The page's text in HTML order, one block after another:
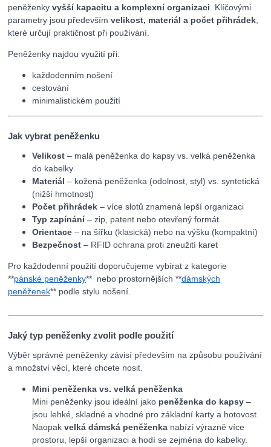
peněženkyvyšší kapacitu a komplexní organizaci . Klíčovými
parametry jsou předevšímvelikost, materiál a počet přihrádek
které určují praktičnost při používání.
Peněženky najdou využití při:
každodenním nošení
cestování
minimalistickém použití
Jak vybrat peněženku
Velikost – malá peněženka do kapsy vs. velká peněženka
do kabelky
Materiál – kožená peněženka (odolnost, styl) vs. syntetická
(nižší hmotnost)
Počet přihrádek – více slotů znamená lepší organizaci
Typ zapínání– zip, patent nebo otevřený formát
Orientace – na šířku (klasická) nebo na výšku (kompaktní)
Bezpečnost – RFID ochrana proti zneužití karet
Pro každodenní použití doporučujeme vybírat z kategorie
**pánské peněženky** nebo prostornějších **dámských
peněženek** podle stylu nošení.
Jaký typ peněženky zvolit podle použití
Výběr správné peněženky závisí především na způsobu používání
a množství věcí, které chcete nosit.
Mini peněženka vs. velká peněženka
Mini peněženky jsou ideální jako peněženka do kapsy –
jsou lehké, skladné a vhodné pro základní karty a hotovost.
Naopakvelká dámská peněženka nabízí výrazně více
prostoru, lepší organizaci a hodí se zejména do kabelky.